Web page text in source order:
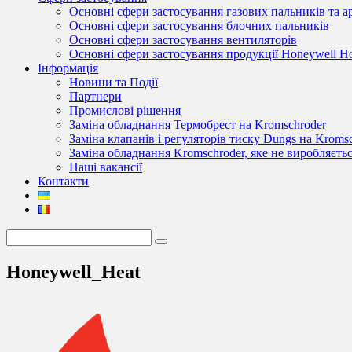
Основні сфери застосування газових пальників та
Основні сфери застосування блочних пальників
Основні сфери застосування вентиляторів
Основні сфери застосування продукції Honeywell
Інформація
Новини та Події
Партнери
Промислові рішення
Заміна обладнання Термобрест на Kromschroder
Заміна клапанів і регуляторів тиску Dungs на
Заміна обладнання Kromschroder, яке не
Наші вакансії
Контакти
Honeywell_Heat